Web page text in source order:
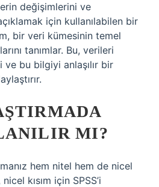
değişimlerini ve
için kullanılabilen bir
bir veri kümesinin temel
tanımlar. Bu, verileri
bu bilgiyi anlaşılır bir
MI?
hem nitel hem de nicel
kısım için SPSS’i